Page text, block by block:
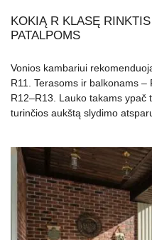
KOKIĄ R KLASĘ
PATALPOMS
Vonios kambariui
R11. Terasoms ir balkonams
R12–R13. Lauko takams ypač
turinčios aukštą slydimo